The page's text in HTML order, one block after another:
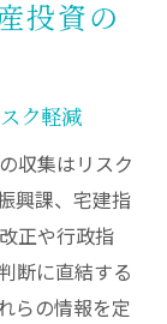
投資の
ク軽減
収集はリスク
興課、宅建指
正や行政指
断に直結する
らの情報を定